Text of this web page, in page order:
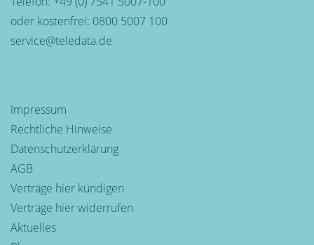
oder kostenfrei: 0800 5007 100
service@teledata.de
Impressum
Rechtliche Hinweise
Datenschutzerklärung
AGB
Verträge hier kündigen
Verträge hier widerrufen
Aktuelles